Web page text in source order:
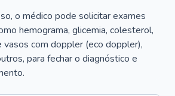
o médico pode solicitar exames
hemograma, glicemia, colesterol,
com doppler (eco doppler),
para fechar o diagnóstico e